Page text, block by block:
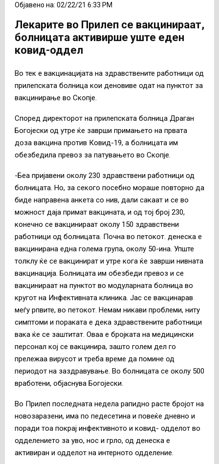
Објавено на: 02/22/21 6:33 PM
Лекарите во Прилеп се вакцинираат,
болницата активирше уште еден
ковид-оддел
Во тек е вакцинацијата на здравствените работници од
прилепската болница кои деновиве одат на пунктот за
вакцинирање во Скопје.
Според директорот на прилепската болница Драган
Богојески од утре ќе заврши примањето на првата
доза вакцина против Ковид-19, а болницата им
обезбедила превоз за патувањето во Скопје.
-Беа пријавени околу 230 здравствени работници од
болницата. Но, за секого посебно мораше повторно да
биде направена анкета со нив, дали сакаат и се во
можност даја примат вакцината, и од тој број 230,
конечно се вакцинираат околу 150 здравствени
работници од болницата. Почна во петокот. денеска е
вакцинирана една голема група, околу 50-ина. Упште
толклу ќе се вакцинират и утре кога ќе заврши нивната
вакцинација. Болницата им обезбеди превоз и се
вакцинираат на пунктот во модуларната болница во
кругот на Инфективната клиника. Јас се вакцинарав
меѓу рпвите, во петокот. Немам никави проблеми, ниту
симптоми и пораката е дека здравствените работници
вака ќе се заштитат. Оваа е бројката на медицински
персонал кој се вакцинира, зашто голем дел го
прележаа вирусот и треба време да помине од
периодот на заздравување. Во болницата се околу 500
вработени, објаснува Богојески.
Во Прилеп последната недела рапидно расте бројот на
новозаразени, има по педесетина и повеќе дневно и
поради тоа покрај инфективното и ковид- одделот во
одделението за уво, нос и грло, од денеска е
активиран и одделот на интерното одделение.